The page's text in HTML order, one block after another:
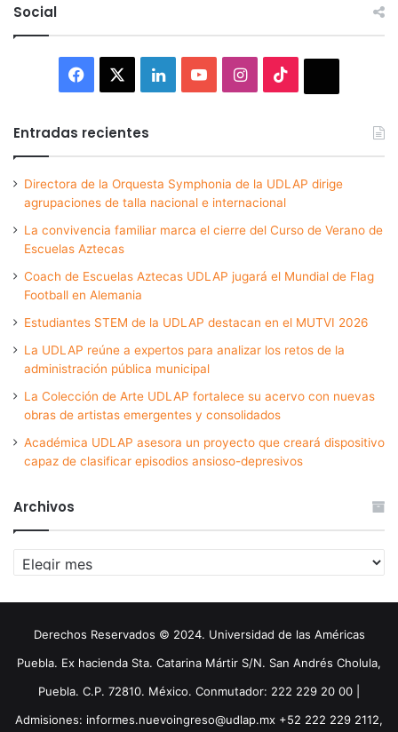
Social
Facebook LinkedInYouTubeInstagram
Entradas recientes
Directora de la Orquesta Symphonia de la UDLAP dirige
agrupaciones de talla nacional e internacional
La convivencia familiar marca el cierre del Curso de Verano de
Escuelas Aztecas
Coach de Escuelas Aztecas UDLAP jugará el Mundial de Flag
Football en Alemania
Estudiantes STEM de la UDLAP destacan en el MUTVI 2026
La UDLAP reúne a expertos para analizar los retos de la
administración pública municipal
La Colección de Arte UDLAP fortalece su acervo con nuevas
obras de artistas emergentes y consolidados
Académica UDLAP asesora un proyecto que creará dispositivo
capaz de clasificar episodios ansioso-depresivos
Archivos
Archivos
Derechos Reservados © 2024. Universidad de las Américas
Puebla. Ex hacienda Sta. Catarina Mártir S/N. San Andrés Cholula,
Puebla. C.P. 72810. México. Conmutador: 222 229 20 00 |
Admisiones: informes.nuevoingreso@udlap.mx +52 222 229 2112,